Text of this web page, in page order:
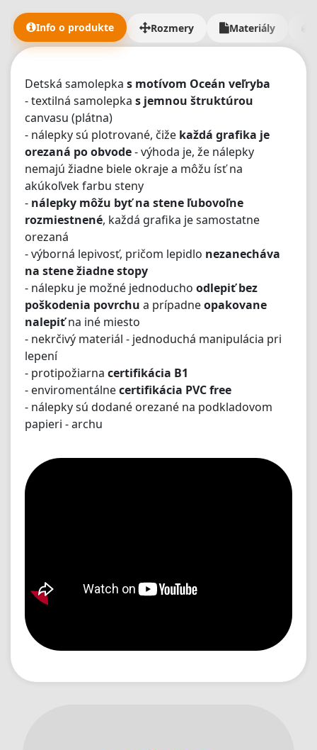
Info o produkte Rozmery Materiály
Detská samolepka s motívom Oceán veľryba
- textilná samolepka s jemnou štruktúrou
canvasu (plátna)
- nálepky sú plotrované, čiže každá grafika je
orezaná po obvode- výhoda je, že nálepky
nemajú žiadne biele okraje a môžu ísť na
akúkoľvek farbu steny
- nálepky môžu byť na stene ľubovoľne
rozmiestnené, každá grafika je samostatne
orezaná
- výborná lepivosť, pričom lepidlo nezanecháva
na stene žiadne stopy
- nálepku je možné jednoducho odlepiť bez
poškodenia povrchu a prípadneopakovane
nalepiťna iné miesto
- nekrčivý materiál - jednoduchá manipulácia pri
lepení
- protipožiarna certifikácia B1
- enviromentálnecertifikácia PVC free
- nálepky sú dodané orezané na podkladovom
papieri - archu